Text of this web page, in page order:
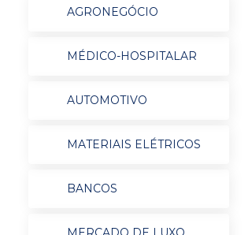
AGRONEGÓCIO
MÉDICO-HOSPITALAR
AUTOMOTIVO
MATERIAIS ELÉTRICOS
BANCOS